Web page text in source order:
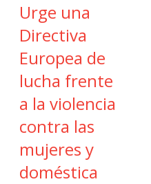
Urge una
Directiva
Europea de
lucha frente
a la violencia
contra las
mujeres y
doméstica